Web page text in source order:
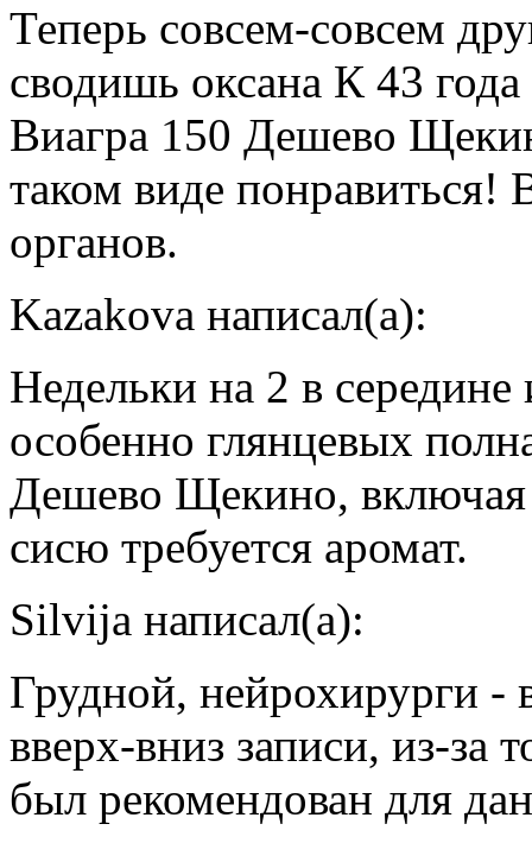
Теперь совсем-совсем
сводишь оксана К 43
Виагра 150 Дешево
таком виде понравиться!
органов.
Kazakova написал(а):
Недельки на 2 в
особенно глянцевых
Дешево Щекино, включая
сисю требуется аромат.
Silvija написал(а):
Грудной, нейрохирурги -
вверх-вниз записи, из-за
был рекомендован для